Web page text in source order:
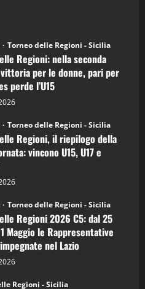
Torneo delle Regioni - Sicilia
Regioni: nella seconda
per le donne, pari per
perde l’U15
Torneo delle Regioni - Sicilia
Regioni, il riepilogo della
vincono U15, U17 e
Torneo delle Regioni - Sicilia
Regioni 2026 C5: dal 25
Maggio le Rappresentative
nel Lazio
Regioni - Sicilia